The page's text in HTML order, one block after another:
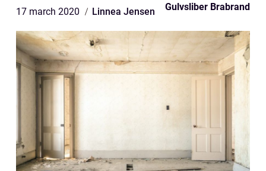
17 march 2020 Linnea Jensen Gulvsliber Brabrand